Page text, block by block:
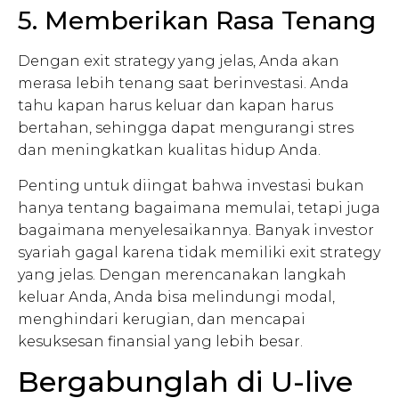
5. Memberikan Rasa Tenang
Dengan exit strategy yang jelas, Anda akan
merasa lebih tenang saat berinvestasi. Anda
tahu kapan harus keluar dan kapan harus
bertahan, sehingga dapat mengurangi stres
dan meningkatkan kualitas hidup Anda.
Penting untuk diingat bahwa investasi bukan
hanya tentang bagaimana memulai, tetapi juga
bagaimana menyelesaikannya. Banyak investor
syariah gagal karena tidak memiliki exit strategy
yang jelas. Dengan merencanakan langkah
keluar Anda, Anda bisa melindungi modal,
menghindari kerugian, dan mencapai
kesuksesan finansial yang lebih besar.
Bergabunglah di U-live